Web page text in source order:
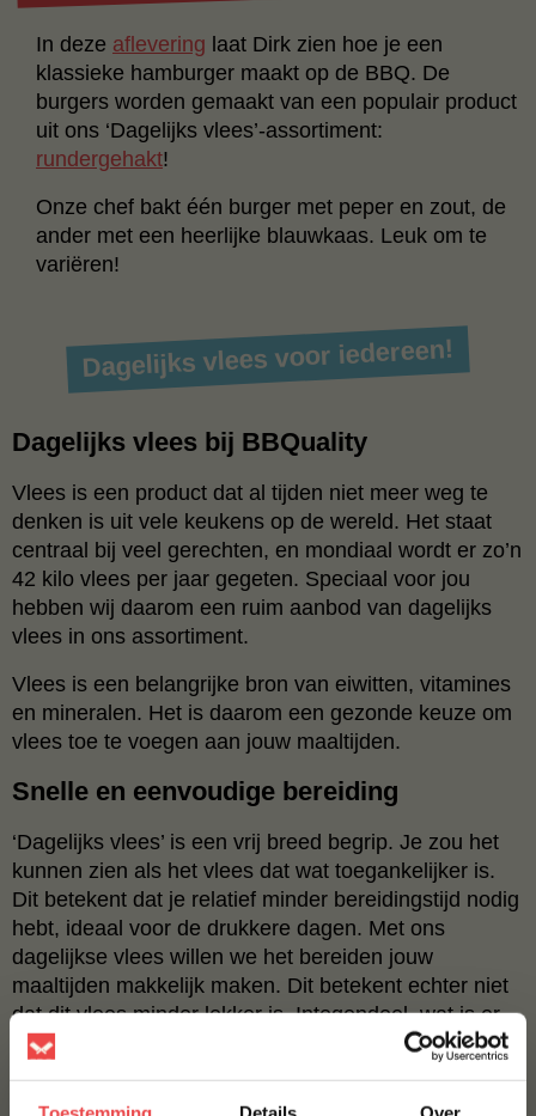
In deze aflevering laat Dirk zien hoe je een
klassieke hamburger maakt op de BBQ. De
burgers worden gemaakt van een populair product
uit ons ‘Dagelijks vlees’-assortiment:
rundergehakt!
Onze chef bakt één burger met peper en zout, de
ander met een heerlijke blauwkaas. Leuk om te
variëren!
Dagelijks vlees voor iedereen!
Dagelijks vlees bij BBQuality
Vlees is een product dat al tijden niet meer weg te
denken is uit vele keukens op de wereld. Het staat
centraal bij veel gerechten, en mondiaal wordt er zo’n
42 kilo vlees per jaar gegeten. Speciaal voor jou
hebben wij daarom een ruim aanbod van dagelijks
vlees in ons assortiment.
Vlees is een belangrijke bron van eiwitten, vitamines
en mineralen. Het is daarom een gezonde keuze om
vlees toe te voegen aan jouw maaltijden.
Snelle en eenvoudige bereiding
‘Dagelijks vlees’ is een vrij breed begrip. Je zou het
kunnen zien als het vlees dat wat toegankelijker is.
Dit betekent dat je relatief minder bereidingstijd nodig
hebt, ideaal voor de drukkere dagen. Met ons
dagelijkse vlees willen we het bereiden jouw
maaltijden makkelijk maken. Dit betekent echter niet
dat dit vlees minder lekker is. Integendeel, wat is er
nu lekkerder dan een heerlijk, sappig stukje vlees na
BBQuality doet de rest!